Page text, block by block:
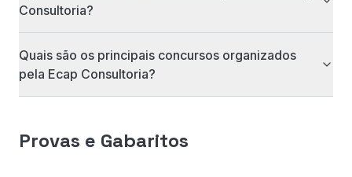
Consultoria?
Quais são os principais concursos organizados
pela Ecap Consultoria?
Provas e Gabaritos